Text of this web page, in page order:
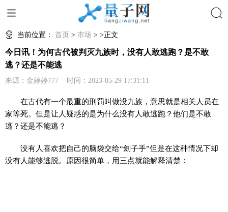
当前位置： 首页 > 市场 > >正文
今日讯！为何古代被判灭九族时，没有人敢逃跑？是不敢
逃？还是不能逃
来源：金婷婷777 时间：2023-05-29 17:31:11
在古代有一个最重的刑罚叫做没九族，意思就是相关人员在
家等死。但是让人疑惑的是为什么没有人敢逃跑？他们是不敢
逃？还是不能逃？
没有人喜欢把自己的脑袋交给“刽子手”但是在这种情况下却
没有人能够逃脱。原因很简单，用三点就能解释清楚：